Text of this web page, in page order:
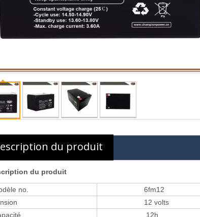
du produit
du produit
no. 6fm12
12 volts
12h